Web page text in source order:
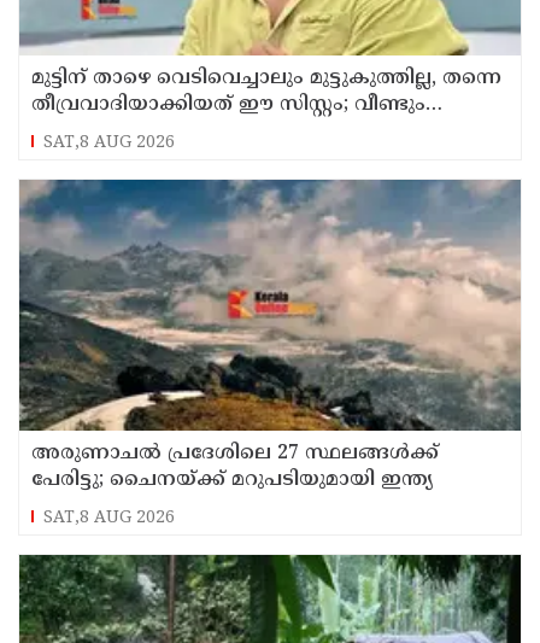
മുട്ടിന് താഴെ വെടിവെച്ചാലും മുട്ടുകുത്തില്ല, തന്നെ
തീവ്രവാദിയാക്കിയത് ഈ സിസ്റ്റം; വീണ്ടും
പോസ്റ്റുമായി അര്‍ജുന്‍ ആയങ്കി
SAT,8 AUG 2026
അരുണാചല്‍ പ്രദേശിലെ 27 സ്ഥലങ്ങള്‍ക്ക്
പേരിട്ടു; ചൈനയ്ക്ക് മറുപടിയുമായി ഇന്ത്യ
SAT,8 AUG 2026